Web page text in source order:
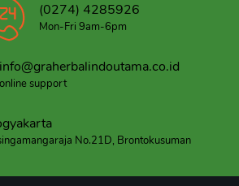
(0274) 4285926
Mon-Fri 9am-6pm
info@graherbalindoutama.co.id
online support
No.21D, Brontokusuman